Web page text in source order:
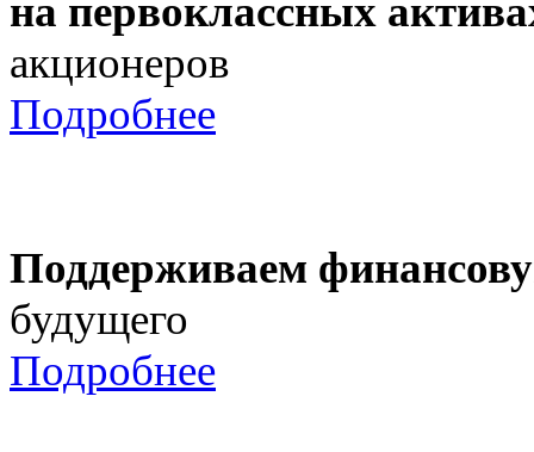
на первоклассных
акционеров
Подробнее
Поддерживаем
будущего
Подробнее